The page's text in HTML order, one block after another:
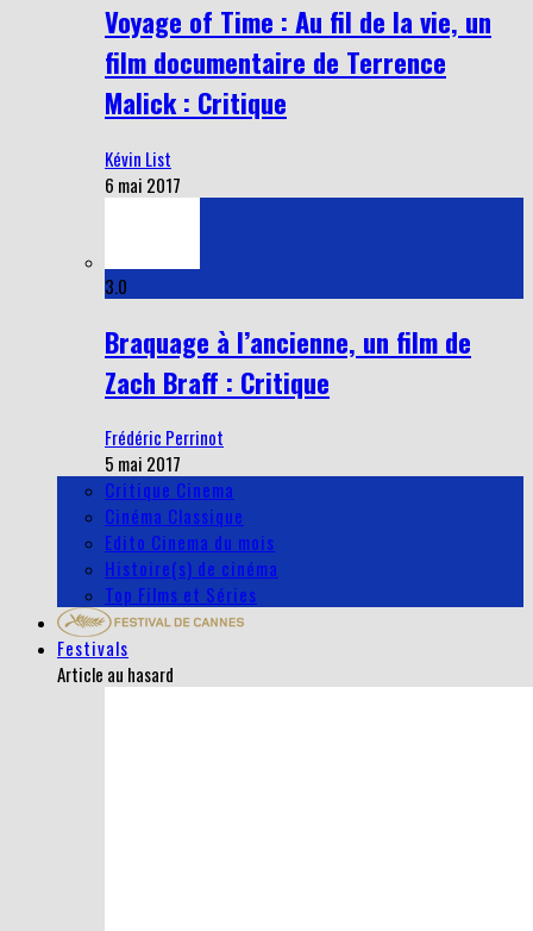
Voyage of Time : Au fil de la vie, un
film documentaire de Terrence
Malick : Critique
Kévin List
6 mai 2017
3.0
Braquage à l’ancienne, un film de
Zach Braff : Critique
Frédéric Perrinot
5 mai 2017
Critique Cinema
Cinéma Classique
Edito Cinema du mois
Histoire(s) de cinéma
Top Films et Séries
Festivals
Article au hasard